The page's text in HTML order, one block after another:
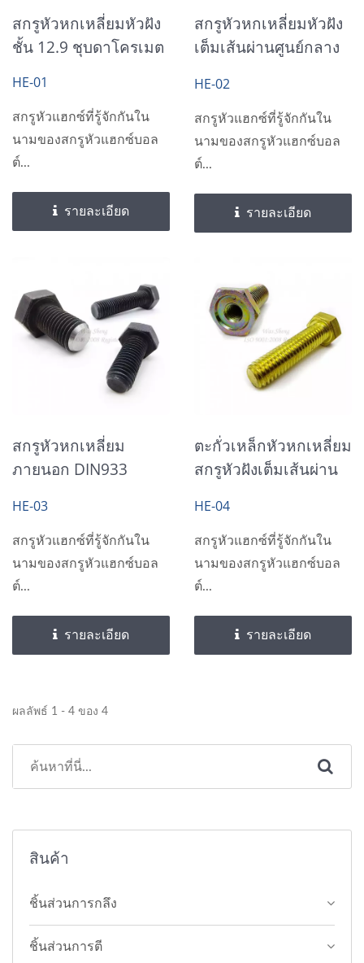
สกรูหัวหกเหลี่ยมหัวฝัง
ชั้น 12.9 ชุบดาโครเมต
HE-01
สกรูหัวแฮกซ์ที่รู้จักกันใน
นามของสกรูหัวแฮกซ์บอล
ต์...
รายละเอียด
สกรูหัวหกเหลี่ยมหัวฝัง
เต็มเส้นผ่านศูนย์กลาง
HE-02
สกรูหัวแฮกซ์ที่รู้จักกันใน
นามของสกรูหัวแฮกซ์บอล
ต์...
รายละเอียด
สกรูหัวหกเหลี่ยม
ภายนอก DIN933
เส้นผ่านศูนย์กลาง
ออกไซด์ดำ
HE-03
สกรูหัวแฮกซ์ที่รู้จักกันใน
นามของสกรูหัวแฮกซ์บอล
ต์...
รายละเอียด
ตะกั่วเหล็กหัวหกเหลี่ยม
สกรูหัวฝังเต็มเส้นผ่าน
เหลืองชุบสังกะสี
HE-04
สกรูหัวแฮกซ์ที่รู้จักกันใน
นามของสกรูหัวแฮกซ์บอล
ต์...
รายละเอียด
ผลลัพธ์ 1 - 4 ของ 4
สินค้า
ชิ้นส่วนการกลึง
ชิ้นส่วนการตี